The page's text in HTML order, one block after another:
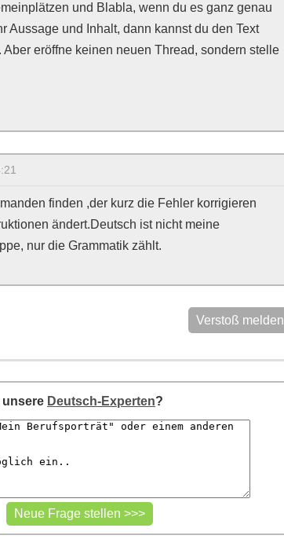
und Blabla, wenn du es ganz genau
Aussage und Inhalt, dann kannst du den Text
eröffne keinen neuen Thread, sondern stelle
finden ,der kurz die Fehler korrigieren
ändert.Deutsch ist nicht meine
nur die Grammatik zählt.
Verstoß melden
unsere Deutsch-Experten?